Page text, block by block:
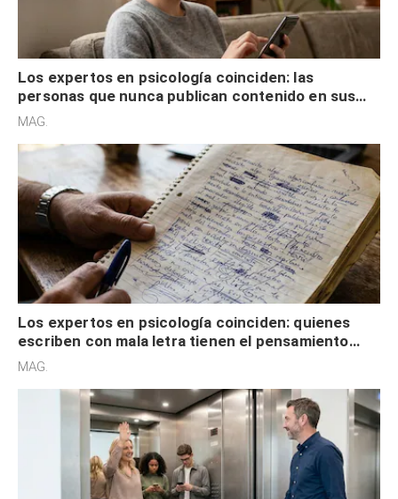
Los expertos en psicología coinciden: las
personas que nunca publican contenido en sus
redes sociales no pretenden buscar validación
MAG.
Los expertos en psicología coinciden: quienes
escriben con mala letra tienen el pensamiento
acelerado y no lo hacen por desinterés
MAG.